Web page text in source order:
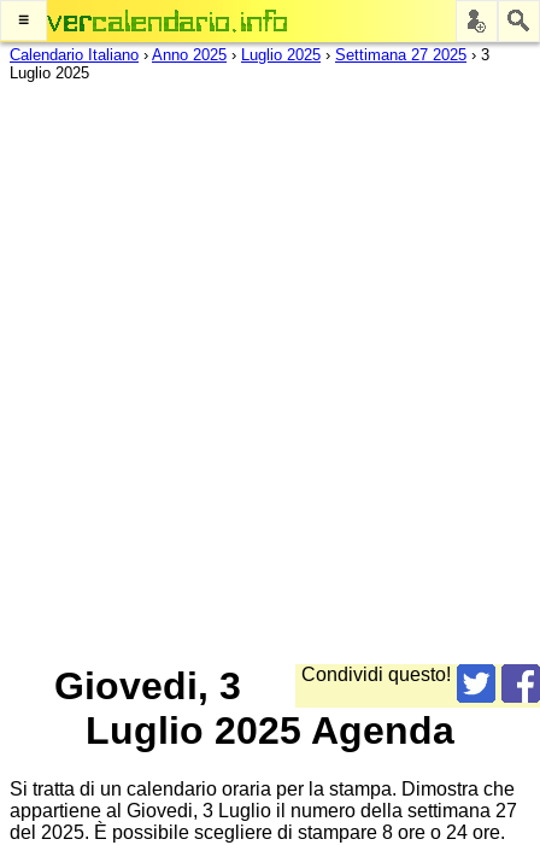
≡
Calendario Italiano › Anno 2025 › Luglio 2025 › Settimana 27 2025 › 3
Luglio 2025
Condividi questo!
Giovedi, 3
Luglio 2025 Agenda
Si tratta di un calendario oraria per la stampa. Dimostra che
appartiene al Giovedi, 3 Luglio il numero della settimana 27
del 2025. È possibile scegliere di stampare 8 ore o 24 ore.